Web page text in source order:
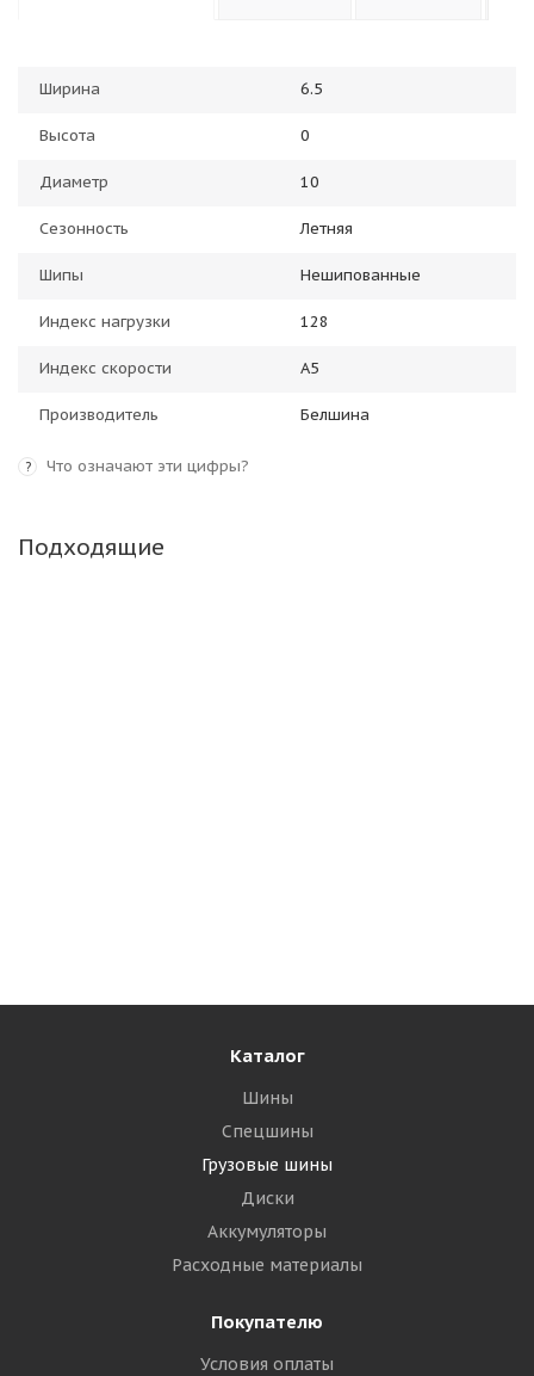
Ширина 6.5
Высота 0
Диаметр 10
Сезонность Летняя
Шипы Нешипованные
Индекс нагрузки 128
Индекс скорости A5
Производитель Белшина
? Что означают эти цифры?
Подходящие
Каталог
Шины
Спецшины
Грузовые шины
Диски
Аккумуляторы
Расходные материалы
Покупателю
Условия оплаты